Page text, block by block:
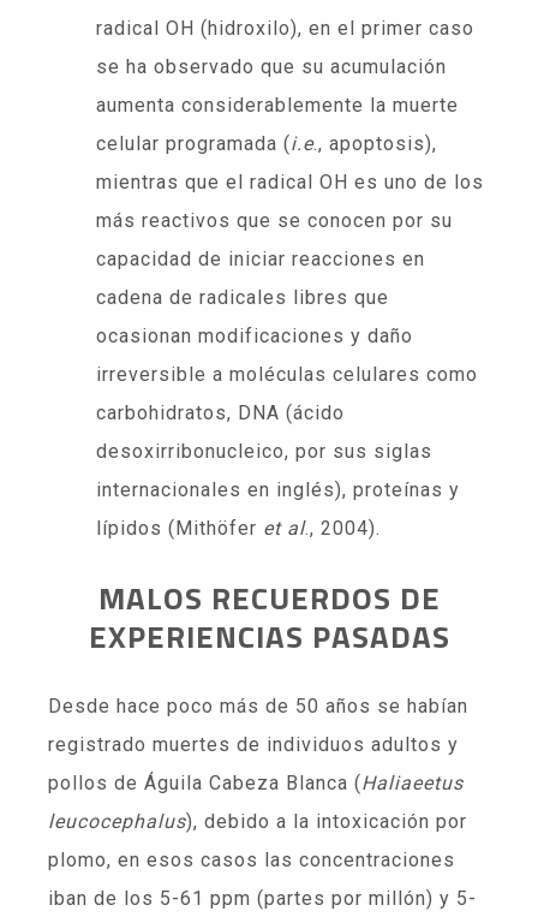
radical OH (hidroxilo), en el primer caso
se ha observado que su acumulación
aumenta considerablemente la muerte
celular programada (i.e., apoptosis),
mientras que el radical OH es uno de los
más reactivos que se conocen por su
capacidad de iniciar reacciones en
cadena de radicales libres que
ocasionan modificaciones y daño
irreversible a moléculas celulares como
carbohidratos, DNA (ácido
desoxirribonucleico, por sus siglas
internacionales en inglés), proteínas y
lípidos (Mithöfer et al., 2004).
MALOS RECUERDOS DE
EXPERIENCIAS PASADAS
Desde hace poco más de 50 años se habían
registrado muertes de individuos adultos y
pollos de Águila Cabeza Blanca (Haliaeetus
leucocephalus), debido a la intoxicación por
plomo, en esos casos las concentraciones
iban de los 5-61 ppm (partes por millón) y 5-